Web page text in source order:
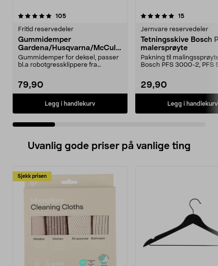
105anmeldelser
Fritid reservedeler
Gummidemper
Gardena/Husqvarna/McCullo
ch/Flymo
Gummidemper for deksel, passer
bl.a robotgressklippere fra
79,90
Legg i handlekurv
5.0 av 5 stjerner 15anmeldelser
Jernvare reservedeler
Tetningsskive Bosch
malersprøyte
Pakning til
Bosch PFS 3000-2, PFS
29,90
Legg i handlekurv
4.5 av 5 stjerner
Uvanlig gode priser på vanlige ting
Sjekk prisen